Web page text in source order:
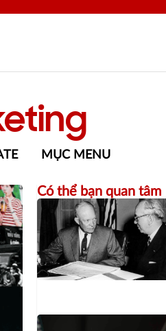
MỤC MENU
Có thể bạn quan tâm